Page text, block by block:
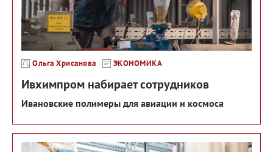
Ольга Хрисанова ЭКОНОМИКА
Ивхимпром набирает сотрудников
Ивановские полимеры для авиации и космоса